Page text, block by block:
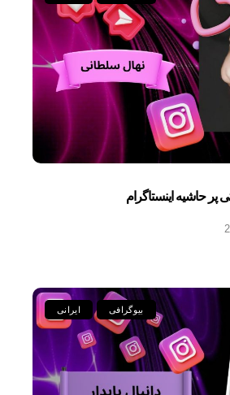
پر حاشیه اینستاگرام
ایرانی بیوگرافی